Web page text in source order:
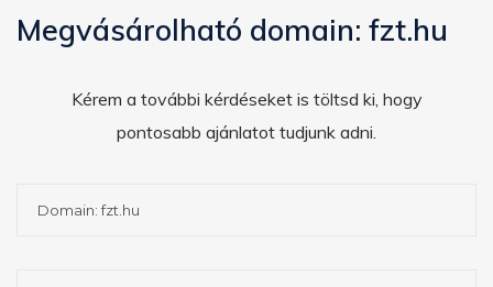
Megvásárolható domain: fzt.hu
Kérem a további kérdéseket is töltsd ki, hogy
pontosabb ajánlatot tudjunk adni.